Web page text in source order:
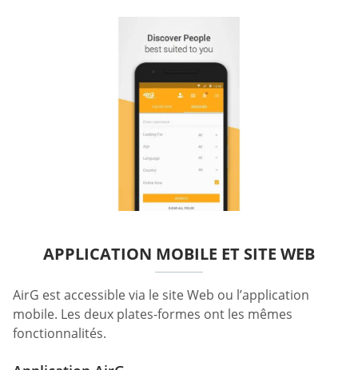
APPLICATION MOBILE ET SITE WEB
AirG est accessible via le site Web ou l’application
mobile. Les deux plates-formes ont les mêmes
fonctionnalités.